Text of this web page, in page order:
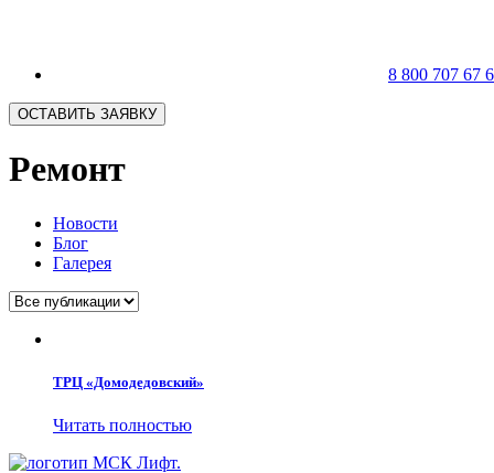
8 800 707 67
ОСТАВИТЬ ЗАЯВКУ
Ремонт
Новости
Блог
Галерея
ТРЦ «Домодедовский»
Читать полностью